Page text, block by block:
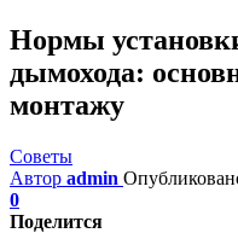
Нормы
дымохода:
монтажу
Советы
Автор admin
0
Поделится